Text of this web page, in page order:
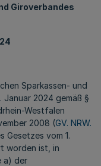
Giroverbandes
Sparkassen- und
Januar 2024 gemäß §
Westfalen
2008 (GV. NRW.
Gesetzes vom 1.
worden ist, in
a) der